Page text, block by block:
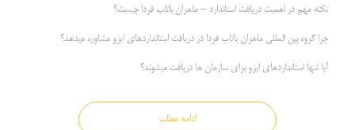
نکته مهم در اهمیت دریافت استاندارد – ماهران باتاب فردا چیست؟
چرا گروه بین المللی ماهران باتاب فردا در دریافت استانداردهای ایزو مشاوره میدهد؟
آیا تنها استانداردهای ایزو برای سازمان ها دریافت میشوند؟
ادامه مطلب